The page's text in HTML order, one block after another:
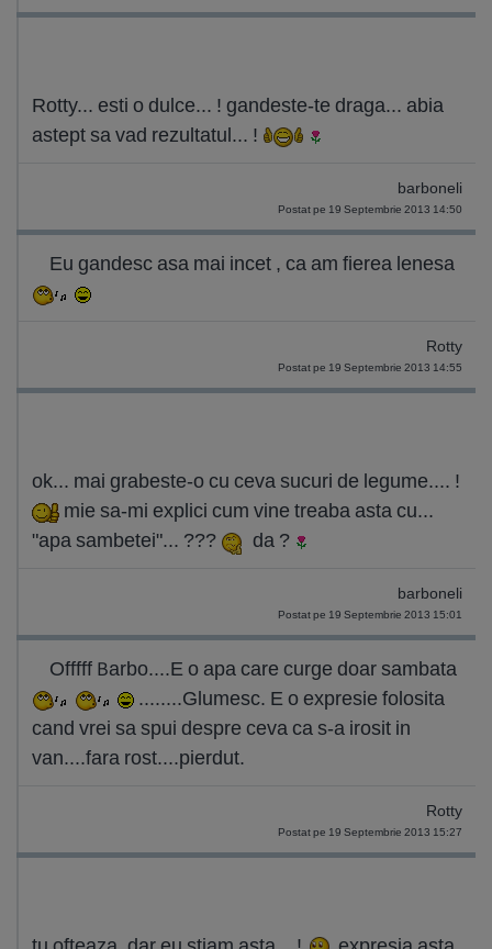
Rotty... esti o dulce... ! gandeste-te draga... abia
astept sa vad rezultatul... !
barboneli
Postat pe 19 Septembrie 2013 14:50
Eu gandesc asa mai incet , ca am fierea lenesa
Rotty
Postat pe 19 Septembrie 2013 14:55
ok... mai grabeste-o cu ceva sucuri de legume.... !
mie sa-mi explici cum vine treaba asta cu...
"apa sambetei"... ???
da ?
barboneli
Postat pe 19 Septembrie 2013 15:01
Offfff Barbo....E o apa care curge doar sambata
........Glumesc. E o expresie folosita
cand vrei sa spui despre ceva ca s-a irosit in
van....fara rost....pierdut.
Rotty
Postat pe 19 Septembrie 2013 15:27